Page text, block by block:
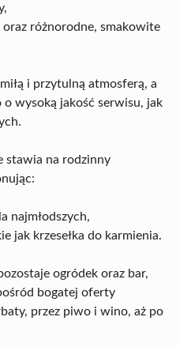
różnorodne, smakowite
i przytulną atmosferą, a
wysoką jakość serwisu, jak
stawia na rodzinny
najmłodszych,
jak krzesełka do karmienia.
ogródek oraz bar,
bogatej oferty
przez piwo i wino, aż po